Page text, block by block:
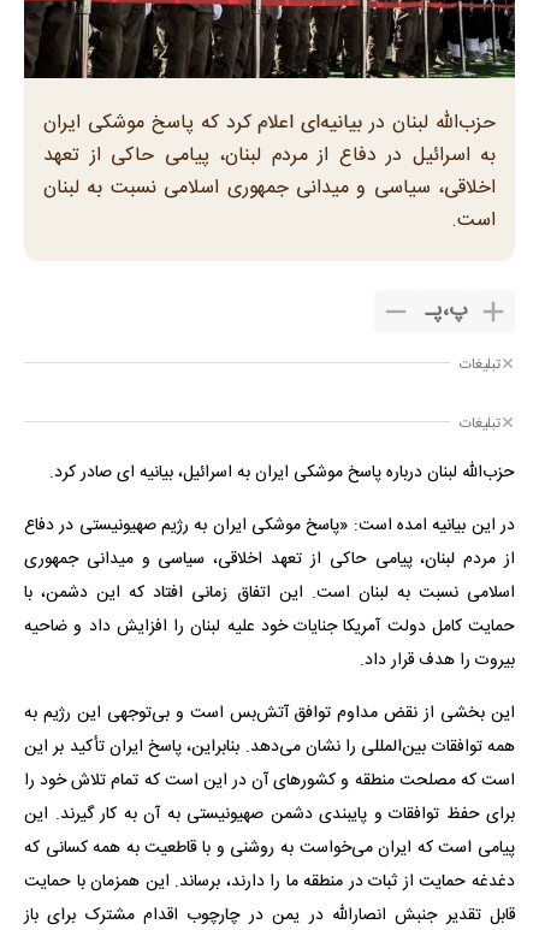
حزب‌الله لبنان در بیانیه‌ای اعلام کرد که پاسخ موشکی ایران
به اسرائیل در دفاع از مردم لبنان، پیامی حاکی از تعهد
اخلاقی، سیاسی و میدانی جمهوری اسلامی نسبت به لبنان
است.
پ،پـ
تبلیغات
تبلیغات
حزب‌الله لبنان درباره پاسخ موشکی ایران به اسرائیل، بیانیه ای صادر کرد.
در این بیانیه امده است: «پاسخ موشکی ایران به رژیم صهیونیستی در دفاع
از مردم لبنان، پیامی حاکی از تعهد اخلاقی، سیاسی و میدانی جمهوری
اسلامی نسبت به لبنان است. این اتفاق زمانی افتاد که این دشمن، با
حمایت کامل دولت آمریکا جنایات خود علیه لبنان را افزایش داد و ضاحیه
بیروت را هدف قرار داد.
این بخشی از نقض مداوم توافق آتش‌بس است و بی‌توجهی این رژیم به
همه توافقات بین‌المللی را نشان می‌دهد. بنابراین، پاسخ ایران تأکید بر این
است که مصلحت منطقه و کشورهای آن در این است که تمام تلاش خود را
برای حفظ توافقات و پایبندی دشمن صهیونیستی به آن به کار گیرند. این
پیامی است که ایران می‌خواست به روشنی و با قاطعیت به همه کسانی که
دغدغه حمایت از ثبات در منطقه ما را دارند، برساند. این همزمان با حمایت
قابل تقدیر جنبش انصارالله در یمن در چارچوب اقدام مشترک برای باز